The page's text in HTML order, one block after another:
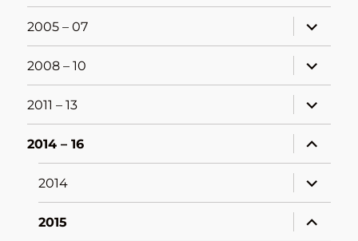
2005 – 07
öffnen
2008 – 10
öffnen
2011 – 13
öffnen
2014 – 16
öffnen
2014
öffnen
2015
öffnen